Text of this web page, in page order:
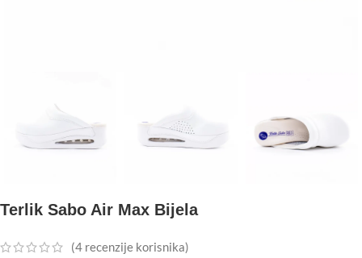
Terlik Sabo Air Max Bijela
(4 recenzije korisnika)